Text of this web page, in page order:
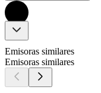
Emisoras similares
Emisoras similares